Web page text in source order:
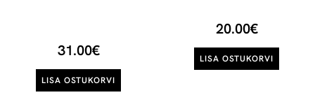
31.00€
LISA OSTUKORVI
20.00€
LISA OSTUKORVI